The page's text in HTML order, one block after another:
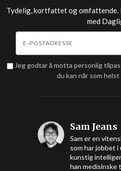
Tydelig, kortfattet og omfattende.
med
Jeg godtar å motta personlig
du kan når som helst
Sam Jeans
Sam er en
som har jobbet
kunstig
han medisinske